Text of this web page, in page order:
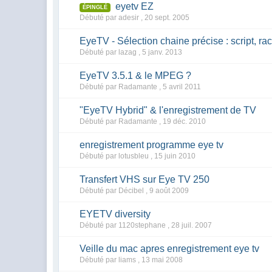
ÉPINGLÉ eyetv EZ
Débuté par adesir ,20 sept. 2005
EyeTV - Sélection chaine précise : script,
Débuté par lazag ,5 janv. 2013
EyeTV 3.5.1 & le MPEG ?
Débuté par Radamante ,5 avril 2011
"EyeTV Hybrid" & l'enregistrement de TV
Débuté par Radamante , 19 déc. 2010
enregistrement programme eye tv
Débuté par lotusbleu , 15 juin 2010
Transfert VHS sur Eye TV 250
Débuté par Décibel ,9 août 2009
EYETV diversity
Débuté par 1120stephane ,28 juil. 2007
Veille du mac apres enregistrement eye tv
Débuté par liams , 13 mai 2008